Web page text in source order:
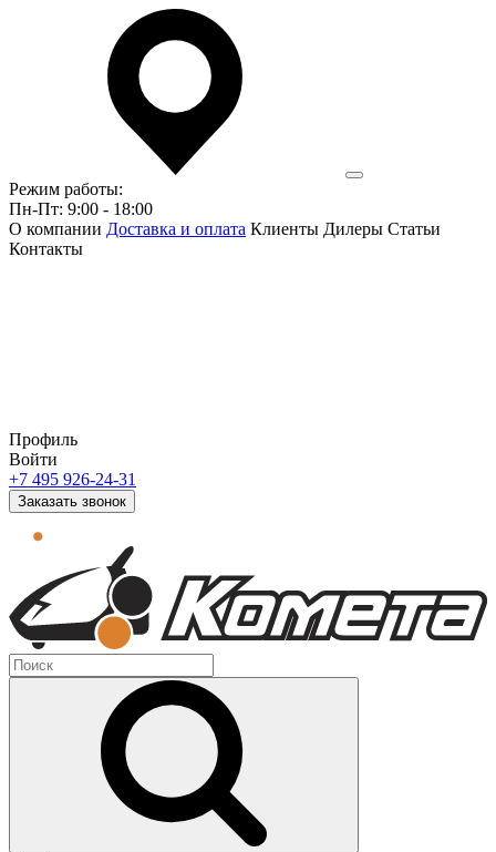
Режим работы:
Пн-Пт: 9:00 - 18:00
О компании Доставка и оплата Клиенты Дилеры Статьи
Контакты
Профиль
Войти
+7 495 926-24-31
Заказать звонок